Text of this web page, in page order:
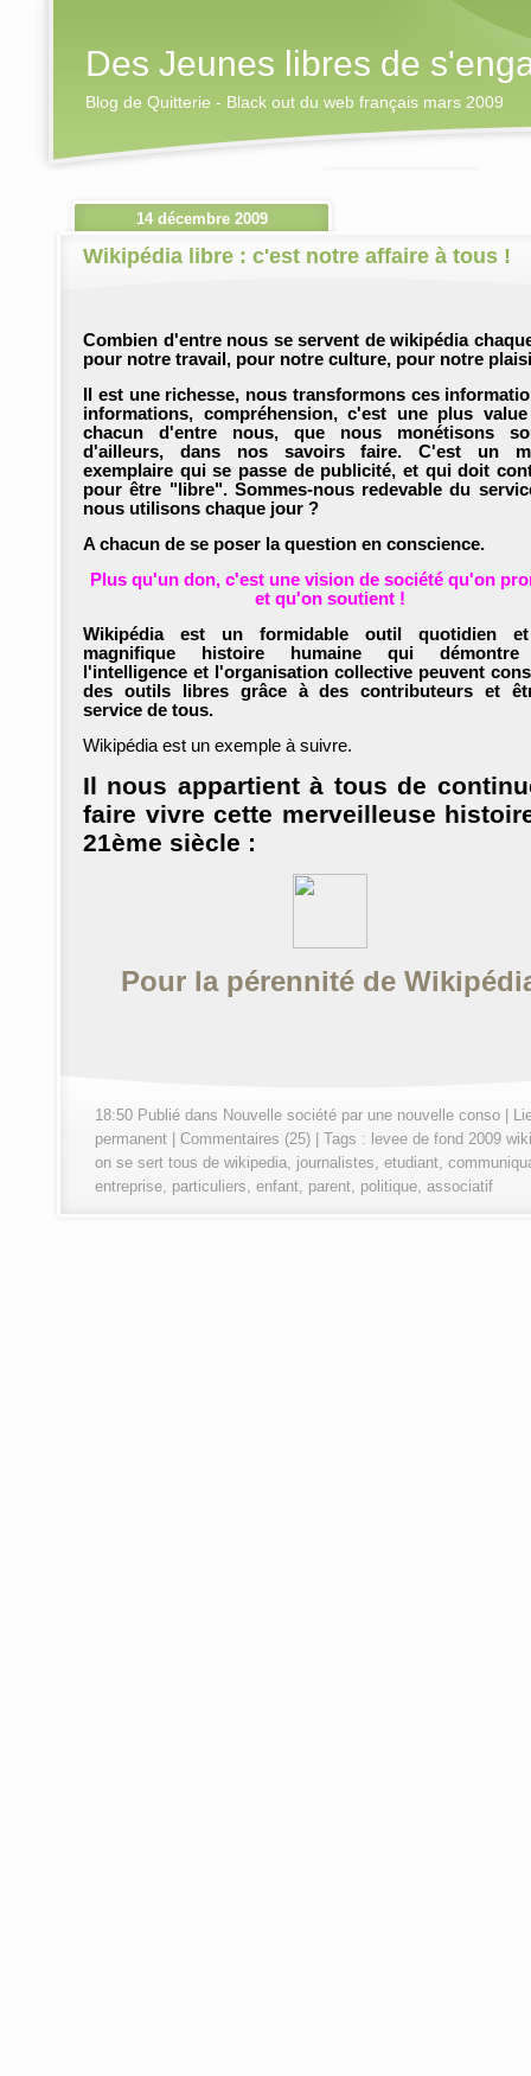
Des Jeunes libres de
Blog de Quitterie - Black out du web français mars 2009
14 décembre 2009
Wikipédia libre : c'est notre affaire à tous !
Combien d'entre nous se servent de wikipédia
pour notre travail, pour notre culture, pour notre
Il est une richesse, nous transformons ces
informations, compréhension, c'est une plus
chacun d'entre nous, que nous monétisons
d'ailleurs, dans nos savoirs faire. C'est un
exemplaire qui se passe de publicité, et qui doit
pour être "libre". Sommes-nous redevable du
nous utilisons chaque jour ?
A chacun de se poser la question en conscience.
Plus qu'un don, c'est une vision de société qu'on
et qu'on soutient !
Wikipédia est un formidable outil quotidien
magnifique histoire humaine qui
l'intelligence et l'organisation collective peuvent
des outils libres grâce à des contributeurs et
service de tous.
Wikipédia est un exemple à suivre.
Il nous appartient à tous de
faire vivre cette merveilleuse
21ème siècle :
Pour la pérennité de
18:50 Publié dans Nouvelle société par une nouvelle conso
permanent
Commentaires (25) | Tags : levee de fond 2009
on se sert tous de wikipedia, journalistes, etudiant,
entreprise, particuliers, enfant, parent, politique, associatif